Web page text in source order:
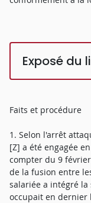
Exposé du
Faits et procédure
1. Selon l'arrêt
[Z] a été engagée
compter du 9
de la fusion entre
salariée a intégré la
occupait en dernier